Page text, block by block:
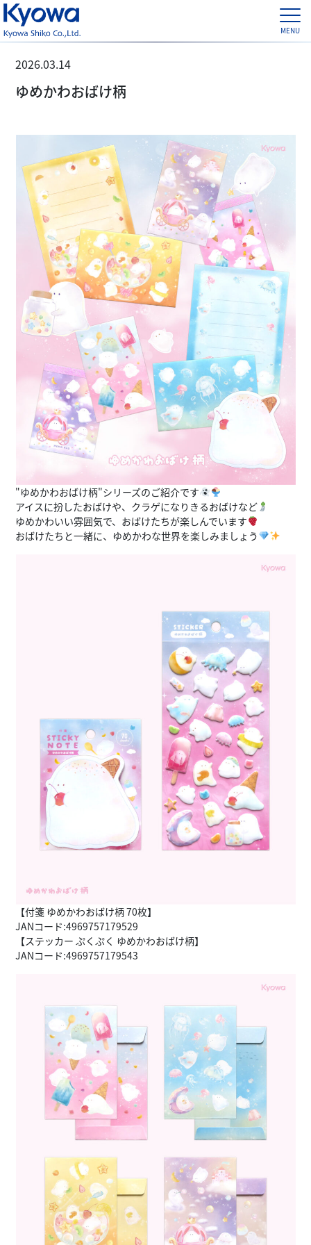
2026.03.14
ゆめかわおばけ柄
"ゆめかわおばけ柄"シリーズのご紹介です
アイスに扮したおばけや、クラゲになりきるおばけなど
ゆめかわいい雰囲気で、おばけたちが楽しんでいます
おばけたちと一緒に、ゆめかわな世界を楽しみましょう
【付箋 ゆめかわおばけ柄 70枚】
JANコード:4969757179529
【ステッカー ぷくぷく ゆめかわおばけ柄】
JANコード:4969757179543